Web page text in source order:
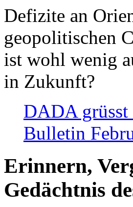
Defizite an
geopolitischen
ist wohl wenig
in Zukunft?
DADA
Bulletin
Erinnern,
Gedächtnis